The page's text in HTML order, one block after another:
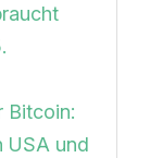
Bitcoin:
USA und